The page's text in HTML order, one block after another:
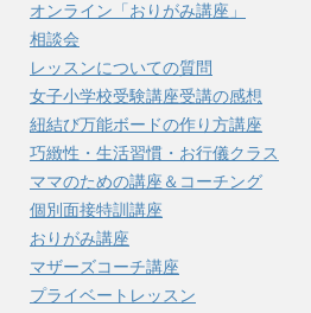
オンライン「おりがみ講座」
相談会
レッスンについての質問
女子小学校受験講座受講の感想
紐結び万能ボードの作り方講座
巧緻性・生活習慣・お行儀クラス
ママのための講座＆コーチング
個別面接特訓講座
おりがみ講座
マザーズコーチ講座
プライベートレッスン